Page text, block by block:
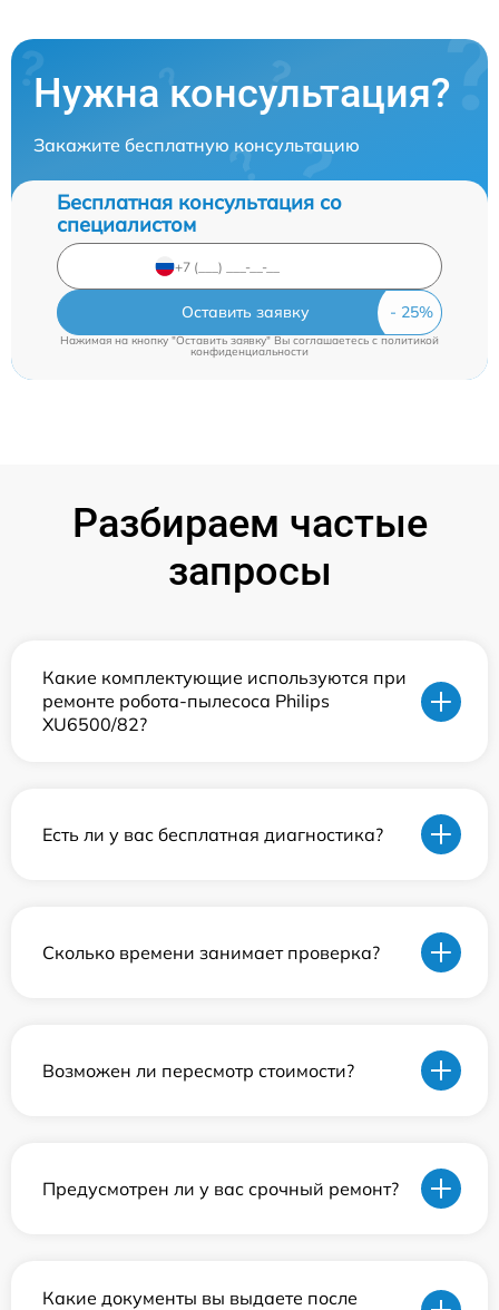
Нужна консультация?
Закажите бесплатную консультацию
Бесплатная консультация со
специалистом
Оставить заявку
Нажимая на кнопку "Оставить заявку" Вы соглашаетесь c политикой
конфиденциальности
Разбираем частые
запросы
Какие комплектующие используются при
ремонте робота-пылесоса Philips
XU6500/82?
Есть ли у вас бесплатная диагностика?
Сколько времени занимает проверка?
Возможен ли пересмотр стоимости?
Предусмотрен ли у вас срочный ремонт?
Какие документы вы выдаете после